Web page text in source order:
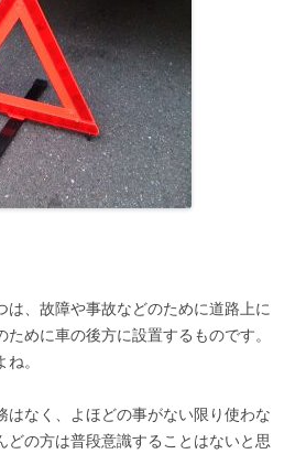
は、故障や事故などのために道路上に
めに車の後方に設置するものです。
。
はなく、よほどの事がない限り使わな
どの方は普段意識することはないと思